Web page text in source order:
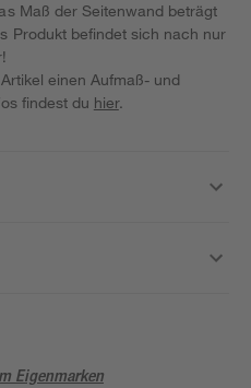
Maß der Seitenwand beträgt
Produkt befindet sich nach nur
einen Aufmaß- und
findest du hier.
Eigenmarken